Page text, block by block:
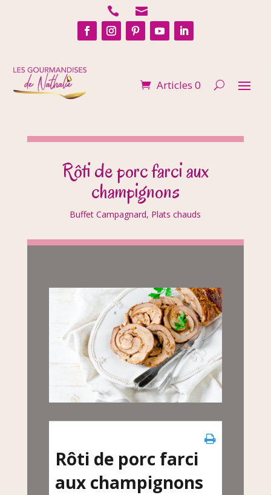
 
Articles 0
Rôti de porc farci aux
champignons
Buffet Campagnard, Plats chauds
Rôti de porc farci
aux champignons